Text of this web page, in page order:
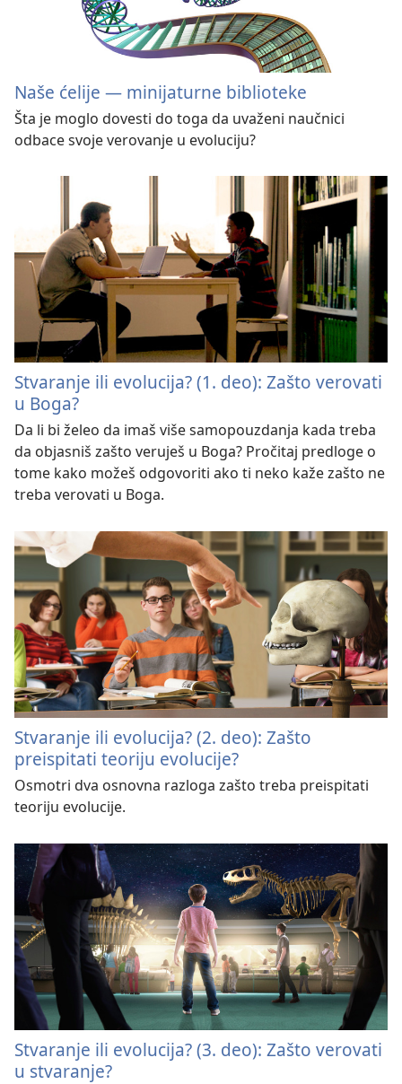
Naše ćelije — minijaturne biblioteke
Šta je moglo dovesti do toga da uvaženi naučnici
odbace svoje verovanje u evoluciju?
Stvaranje ili evolucija? (1. deo): Zašto verovati
u Boga?
Da li bi želeo da imaš više samopouzdanja kada treba
da objasniš zašto veruješ u Boga? Pročitaj predloge o
tome kako možeš odgovoriti ako ti neko kaže zašto ne
treba verovati u Boga.
Stvaranje ili evolucija? (2. deo): Zašto
preispitati teoriju evolucije?
Osmotri dva osnovna razloga zašto treba preispitati
teoriju evolucije.
Stvaranje ili evolucija? (3. deo): Zašto verovati
u stvaranje?